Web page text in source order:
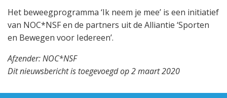
Het beweegprogramma ‘Ik neem je mee’ is een initiatief
van NOC*NSF en de partners uit de Alliantie ‘Sporten
en Bewegen voor Iedereen’.
Afzender: NOC*NSF
Dit nieuwsbericht is toegevoegd op 2 maart 2020